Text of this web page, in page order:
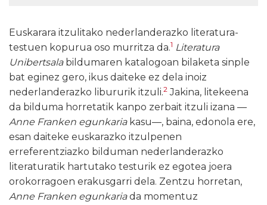
Euskarara itzulitako nederlanderazko literatura-
testuen kopurua oso murritza da.1 Literatura
Unibertsalabildumaren katalogoan bilaketa sinple
bat eginez gero, ikus daiteke ez dela inoiz
nederlanderazko libururik itzuli.2 Jakina, litekeena
da bilduma horretatik kanpo zerbait itzuli izana —
Anne Franken egunkariakasu—, baina, edonola ere,
esan daiteke euskarazko itzulpenen
erreferentziazko bilduman nederlanderazko
literaturatik hartutako testurik ez egotea joera
orokorragoen erakusgarri dela. Zentzu horretan,
Anne Franken egunkariada momentuz